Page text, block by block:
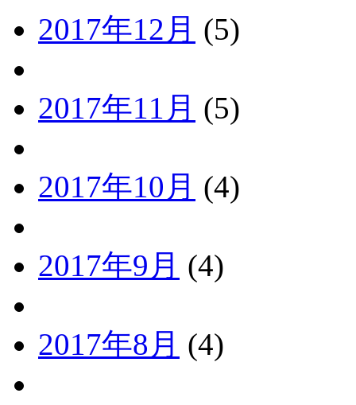
2017年12月 (5)
2017年11月 (5)
2017年10月 (4)
2017年9月 (4)
2017年8月 (4)